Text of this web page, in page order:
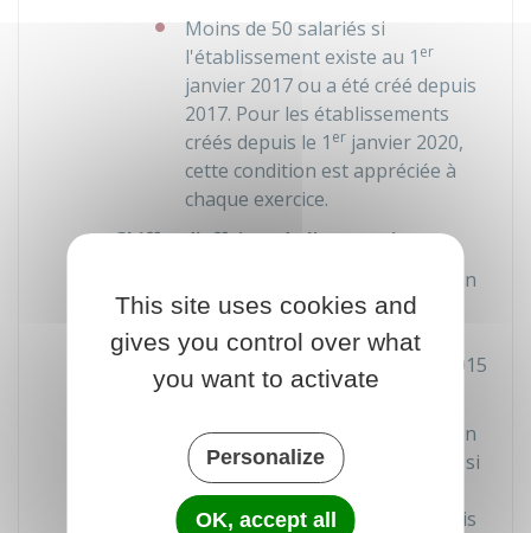
Moins de 50 salariés si
l'établissement existe au 1 er
janvier 2017 ou a été créé depuis
2017. Pour les établissements
créés depuis le 1 er janvier 2020,
cette condition est appréciée à
chaque exercice.
Chiffre d'affaires de l'entreprise:
Chiffre d'affaires annuel ou bilan
inférieur à2 millions €si
l'établissement existe au 1
janvier 2015 ou a été créé en 2015
ou 2016
Chiffre d'affaires annuel ou bilan
annuel inférieur à
si
l'établissement existe au 1
janvier 2017 ou a été créé depuis
This site uses cookies and
gives you control over what
you want to activate
Personalize
OK, accept all